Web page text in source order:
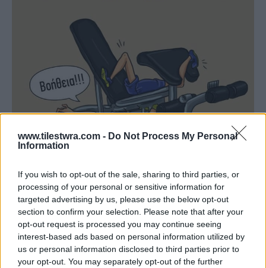
www.tilestwra.com - Do Not Process My Personal
Information
If you wish to opt-out of the sale, sharing to third parties, or
processing of your personal or sensitive information for
targeted advertising by us, please use the below opt-out
section to confirm your selection. Please note that after your
opt-out request is processed you may continue seeing
interest-based ads based on personal information utilized by
us or personal information disclosed to third parties prior to
your opt-out. You may separately opt-out of the further